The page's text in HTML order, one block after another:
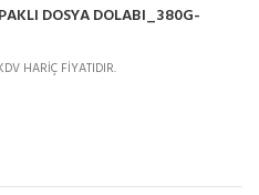
DOSYA DOLABI_380G-
HARİÇ FİYATIDIR.